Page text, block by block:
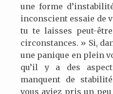
une forme
inconscient essaie de
tu te laisses peut-
circonstances. » Si,
une panique en plein
qu’il y a des
manquent de
vous aviez pris un